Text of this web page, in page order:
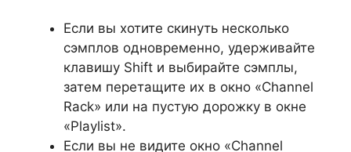
Если вы хотите скинуть несколько
сэмплов одновременно, удерживайте
клавишу Shift и выбирайте сэмплы,
затем перетащите их в окно «Channel
Rack» или на пустую дорожку в окне
«Playlist».
Если вы не видите окно «Channel